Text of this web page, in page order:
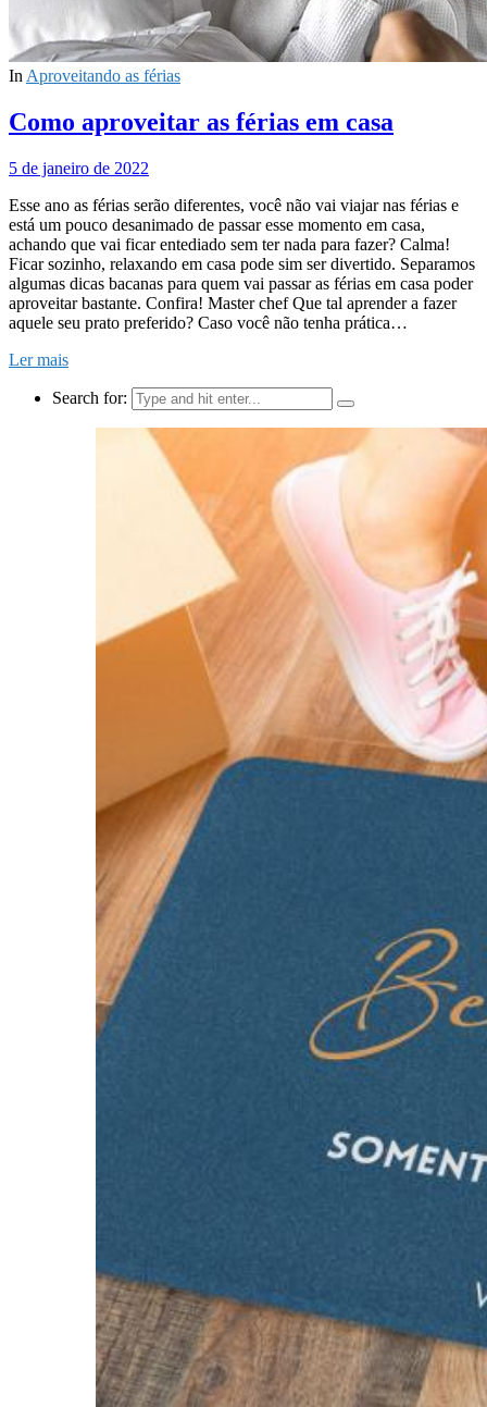
InAproveitando as férias
Como aproveitar as férias em casa
5 de janeiro de 2022
Esse ano as férias serão diferentes, você não vai viajar nas férias e
está um pouco desanimado de passar esse momento em casa,
achando que vai ficar entediado sem ter nada para fazer? Calma!
Ficar sozinho, relaxando em casa pode sim ser divertido. Separamos
algumas dicas bacanas para quem vai passar as férias em casa poder
aproveitar bastante. Confira! Master chef Que tal aprender a fazer
aquele seu prato preferido? Caso você não tenha prática…
Ler mais
Search for: